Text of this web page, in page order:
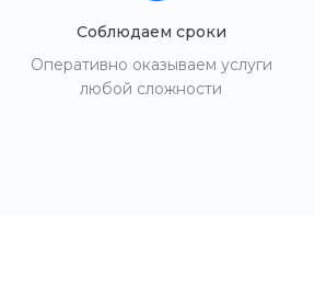
Соблюдаем сроки
Оперативно оказываем услуги
любой сложности